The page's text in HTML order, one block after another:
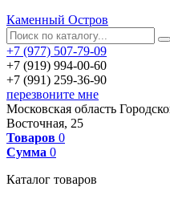
Каменный Остров
+7 (977) 507-79-09
+7 (919) 994-00-60
+7 (991) 259-36-90
перезвоните мне
Московская область
Восточная, 25
Товаров 0
Сумма 0
Каталог товаров